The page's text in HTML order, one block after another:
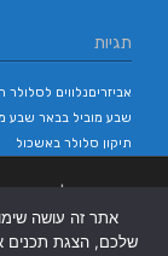
תגיות
אביזריםנלווים לסלולר
שבע מוביל בבאר שבע
תיקון סלולר באשכול
אתר זה עושה
שלכם, הצגת תכנים